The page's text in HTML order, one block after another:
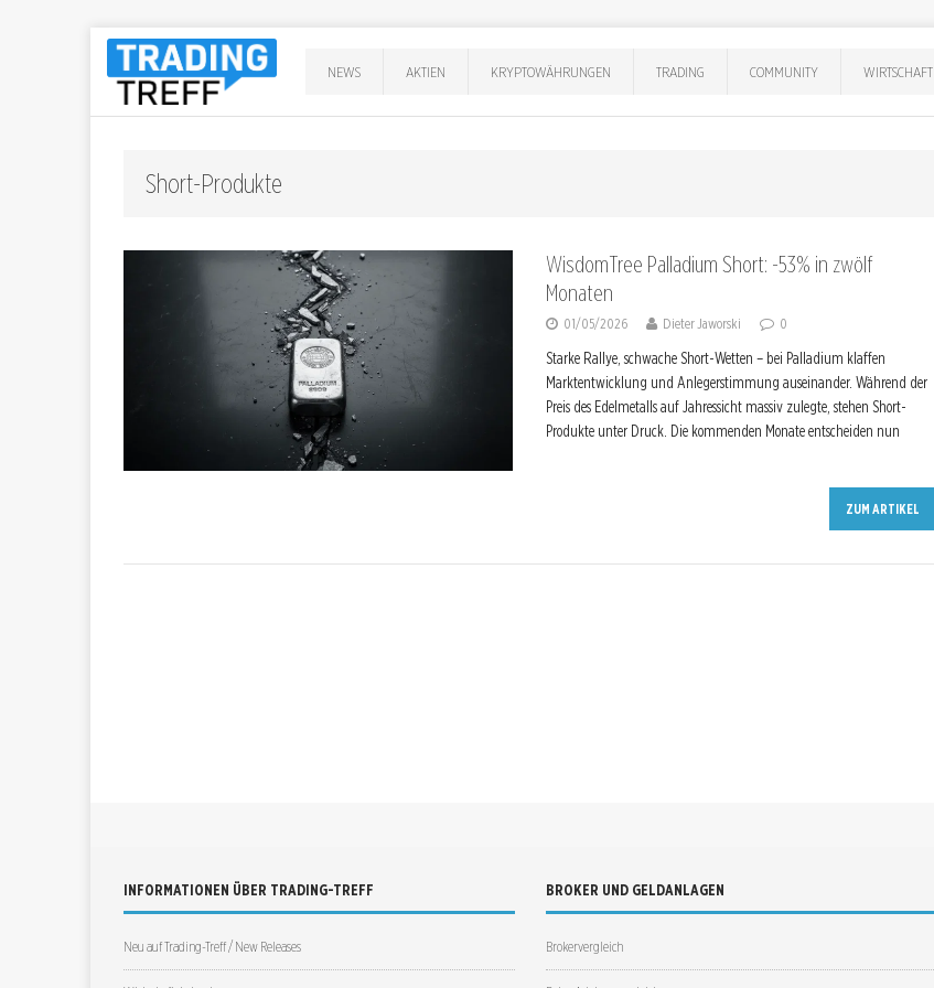
NEWS AKTIEN KRYPTOWÄHRUNGEN TRADING COMMUNITY WIRTSCHAFT
Short-Produkte
WisdomTree Palladium Short: -53% in zwölf
Monaten
01/05/2026 Dieter Jaworski 0
Starke Rallye, schwache Short-Wetten – bei Palladium klaffen
Marktentwicklung und Anlegerstimmung auseinander. Während der
Preis des Edelmetalls auf Jahressicht massiv zulegte, stehen Short-
Produkte unter Druck. Die kommenden Monate entscheiden nun
ZUM ARTIKEL
INFORMATIONEN ÜBER TRADING-TREFF
Neu auf Trading-Treff / New Releases
BROKER UND GELDANLAGEN
Brokervergleich